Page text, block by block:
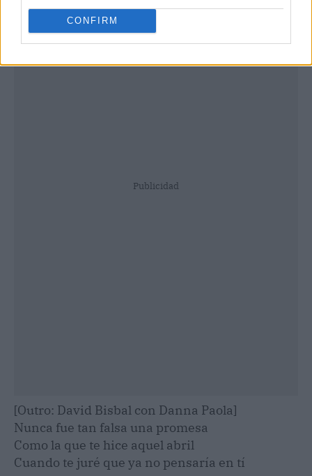
CONFIRM
Publicidad
[Outro: David Bisbal con Danna Paola]
Nunca fue tan falsa una promesa
Como la que te hice aquel abril
Cuando te juré que ya no pensaría en tí